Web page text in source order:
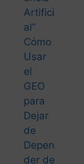
el
GEO
para
Dejar
de
Depen
los
Portal
es
Cómo